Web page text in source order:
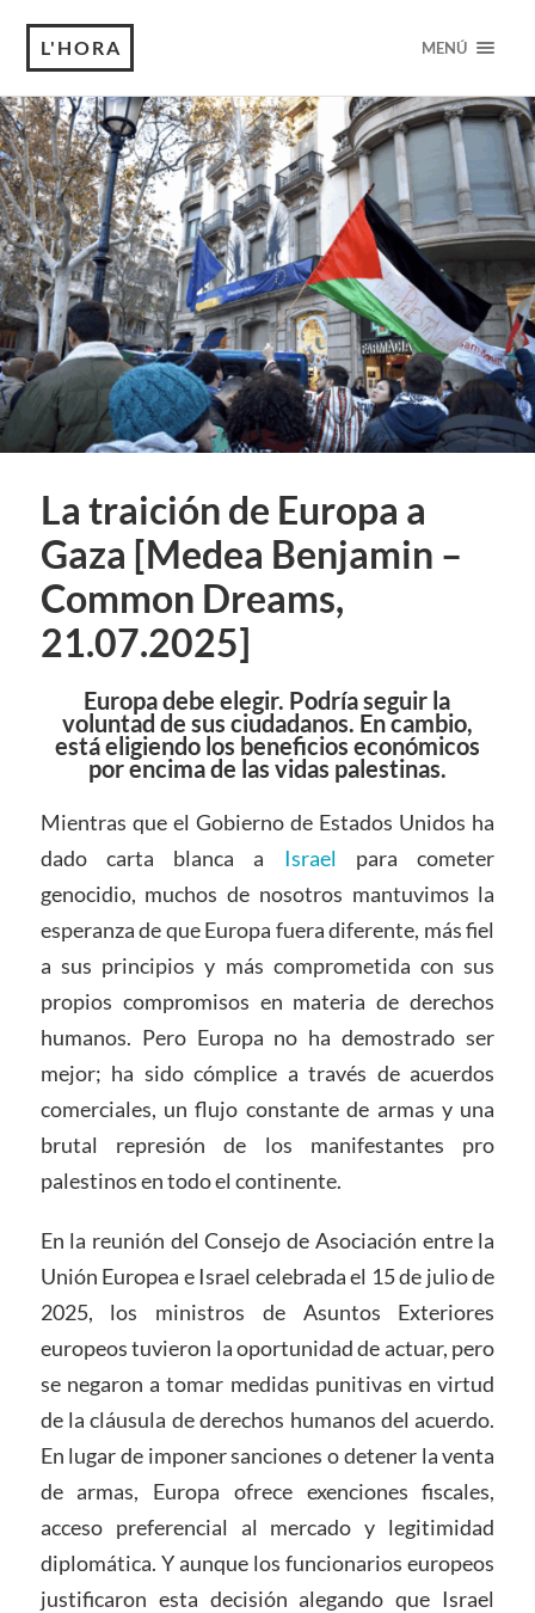
L'HORA MENÚ
La traición de Europa a
Gaza [Medea Benjamin –
Common Dreams,
21.07.2025]
Europa debe elegir. Podría seguir la
voluntad de sus ciudadanos. En cambio,
está eligiendo los beneficios económicos
por encima de las vidas palestinas.
Mientras que el Gobierno de Estados Unidos ha
dado carta blanca a Israel para cometer
genocidio, muchos de nosotros mantuvimos la
esperanza de que Europa fuera diferente, más fiel
a sus principios y más comprometida con sus
propios compromisos en materia de derechos
humanos. Pero Europa no ha demostrado ser
mejor; ha sido cómplice a través de acuerdos
comerciales, un flujo constante de armas y una
brutal represión de los manifestantes pro
palestinos en todo el continente.
En la reunión del Consejo de Asociación entre la
Unión Europea e Israel celebrada el 15 de julio de
2025, los ministros de Asuntos Exteriores
europeos tuvieron la oportunidad de actuar, pero
se negaron a tomar medidas punitivas en virtud
de la cláusula de derechos humanos del acuerdo.
En lugar de imponer sanciones o detener la venta
de armas, Europa ofrece exenciones fiscales,
acceso preferencial al mercado y legitimidad
diplomática. Y aunque los funcionarios europeos
justificaron esta decisión alegando que Israel